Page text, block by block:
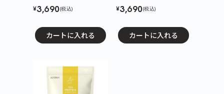
¥3,690(税込)
カートに入れる
¥3,690(税込)
カートに入れる